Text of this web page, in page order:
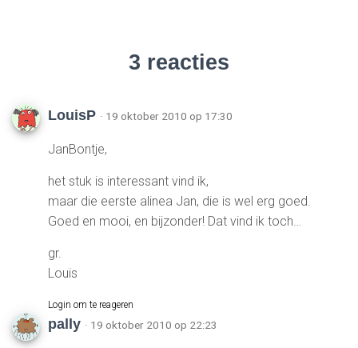
3 reacties
LouisP · 19 oktober 2010 op 17:30
JanBontje,
het stuk is interessant vind ik,
maar die eerste alinea Jan, die is wel erg goed.
Goed en mooi, en bijzonder! Dat vind ik toch…
gr.
Louis
Login om te reageren
pally · 19 oktober 2010 op 22:23